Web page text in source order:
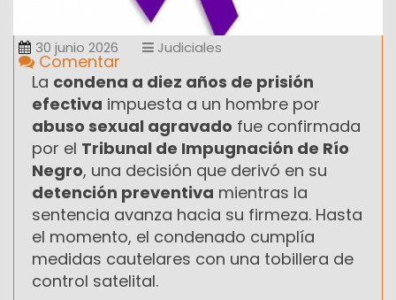
30 junio 2026 Judiciales
Comentar
La condena a diez años de prisión
efectiva impuesta a un hombre por
abuso sexual agravado fue confirmada
por el Tribunal de Impugnación de Río
Negro, una decisión que derivó en su
detención preventiva mientras la
sentencia avanza hacia su firmeza. Hasta
el momento, el condenado cumplía
medidas cautelares con una tobillera de
control satelital.